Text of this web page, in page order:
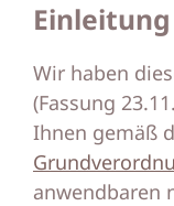
Wir haben
(Fassung
Ihnen gemäß
anwendbaren